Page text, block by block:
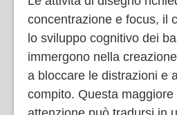
concentrazione e focus, il
lo sviluppo cognitivo dei
immergono nella
a bloccare le distrazioni e
compito. Questa maggiore